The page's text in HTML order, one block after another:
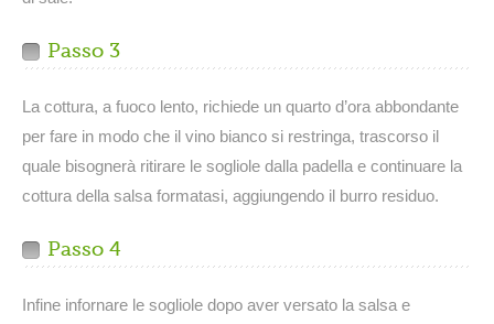
Passo 3
La cottura, a fuoco lento, richiede un quarto d’ora abbondante
per fare in modo che il vino bianco si restringa, trascorso il
quale bisognerà ritirare le sogliole dalla padella e continuare la
cottura della salsa formatasi, aggiungendo il burro residuo.
Passo 4
Infine infornare le sogliole dopo aver versato la salsa e